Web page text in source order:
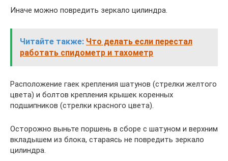
Иначе можно повредить зеркало цилиндра.
Читайте также: Что делать если перестал
работать спидометр и тахометр
Расположение гаек крепления шатунов (стрелки желтого
цвета) и болтов крепления крышек коренных
подшипников (стрелки красного цвета).
Осторожно выньте поршень в сборе с шатуном и верхним
вкладышем из блока, стараясь не повредить зеркало
цилиндра.